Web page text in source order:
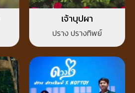
เจ้าบุปผา
ปราง ปรางทิพย์